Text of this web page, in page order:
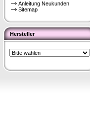
Anleitung Neukunden
Sitemap
Hersteller